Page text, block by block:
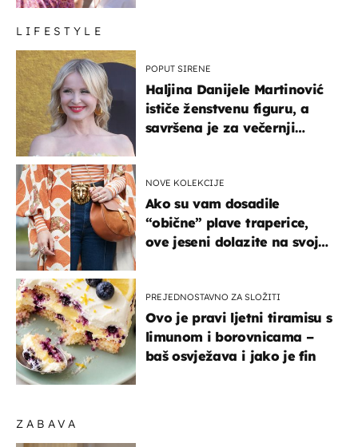
ZABAVA
LIFESTYLE
POPUT SIRENE
Haljina Danijele Martinović
ističe ženstvenu figuru, a
savršena je za večernji
NOVE KOLEKCIJE
Ako su vam dosadile
“obične” plave traperice,
ove jeseni dolazite na svoje
PREJEDNOSTAVNO ZA SLOŽITI
Ovo je pravi ljetni tiramisu s
limunom i borovnicama –
baš osvježava i jako je fin